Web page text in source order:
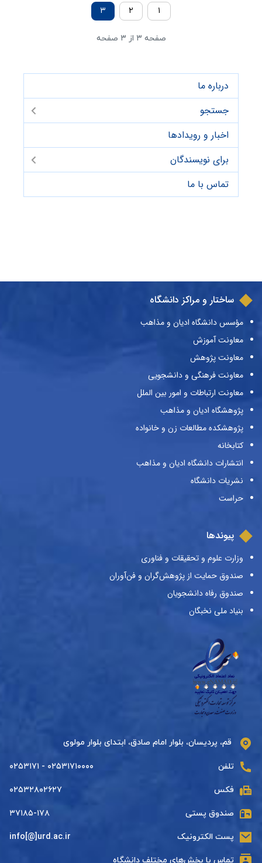
درباره ما
جستجو
اخبار و رویدادها
برای نویسندگان
تماس با ما
صفحه ۳ از ۳ صفحه
۱ ۲ ۳
ساختار و مراکز دانشگاه
مؤسس دانشگاه ادیان و مذاهب
معاونت آموزش
معاونت پژوهش
معاونت فرهنگی و دانشجویی
معاونت ارتباطات و امور بین الملل
پژوهشگاه ادیان و مذاهب
پژوهشکده مطالعات زن و خانواده
کتابخانه
انتشارات دانشگاه ادیان و مذاهب
نشریات دانشگاه
حراست
پیوندها
وزارت علوم و تحقیقات و فناوری
صندوق حمایت از پژوهش‌گران و فن‌آوران
صندوق رفاه دانشجویان
بنیاد ملی نخبگان
قم، پردیسان، بلوار امام صادق، ابتدای بلوار مولوی
تلفن ۰۲۵۳۱۷۱۰۰۰۰ - ۰۲۵۳۱۷۱
فکس ۰۲۵۳۲۸۰۲۶۲۷
صندوق پستی ۳۷۱۸۵-۱۷۸
پست الکترونیک info[@]urd.ac.ir
تماس با بخش‌های مختلف دانشگاه